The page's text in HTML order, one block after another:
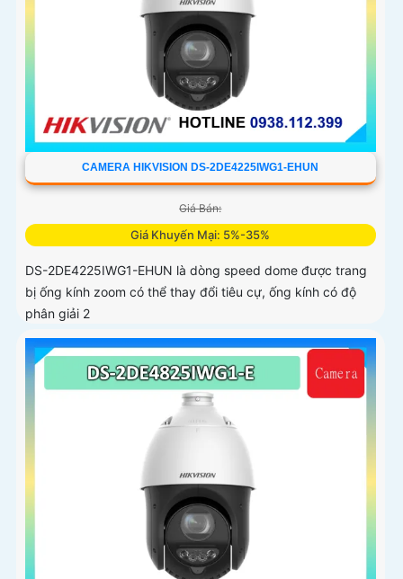
CAMERA HIKVISION DS-2DE4225IWG1-EHUN
Giá Bán:
Giá Khuyến Mại: 5%-35%
DS-2DE4225IWG1-EHUN là dòng speed dome được trang
bị ống kính zoom có thể thay đổi tiêu cự, ống kính có độ
phân giải 2